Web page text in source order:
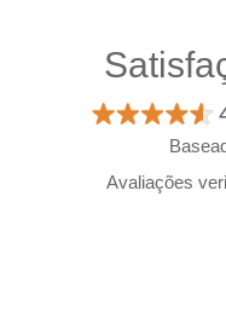
Avaliações